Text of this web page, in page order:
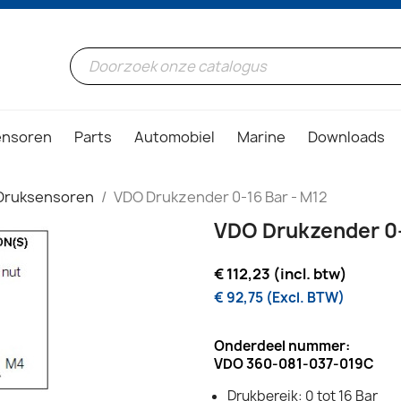
Parts Automobiel Marine Downloads
VDO Drukzender 0-16 Bar - M12
VDO Drukzender
€ 112,23 (incl. btw)
€ 92,75 (Excl. BTW)
Onderdeel nummer:
VDO 360-081-037-019C
Drukbereik: 0 tot 16 Bar